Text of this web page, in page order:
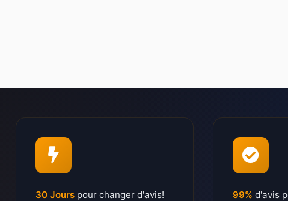
30 Jours pour changer d'avis! 99% d'avis